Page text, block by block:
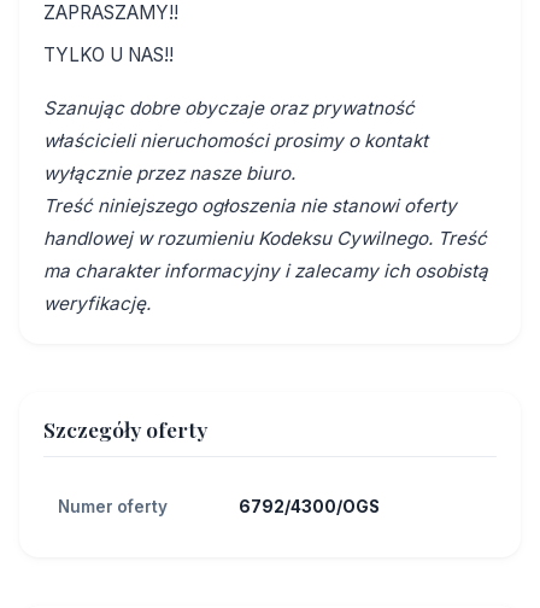
ZAPRASZAMY!!
TYLKO U NAS!!
Szanując dobre obyczaje oraz prywatność
właścicieli nieruchomości prosimy o kontakt
wyłącznie przez nasze biuro.
Treść niniejszego ogłoszenia nie stanowi oferty
handlowej w rozumieniu Kodeksu Cywilnego. Treść
ma charakter informacyjny i zalecamy ich osobistą
weryfikację.
Szczegóły oferty
Numer oferty 6792/4300/OGS